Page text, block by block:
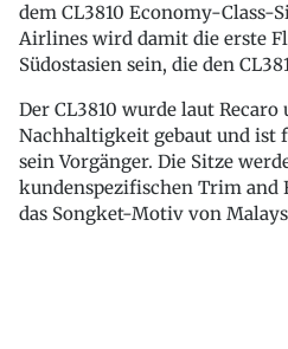
dem CL3810 Economy-Class-
Airlines wird damit die erste
Südostasien sein, die den
Der CL3810 wurde laut
Nachhaltigkeit gebaut und ist
sein Vorgänger. Die Sitze
kundenspezifischen Trim and
das Songket-Motiv von